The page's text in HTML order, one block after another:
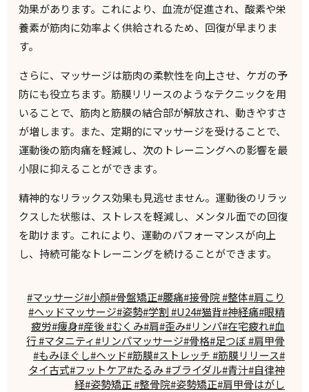
効果があります。これにより、血流が促進され、酸素や栄
養素が筋肉に効率よく供給されるため、回復が早まりま
す。
さらに、マッサージは筋肉の柔軟性を向上させ、ケガの予
防にも役立ちます。筋膜リリースのようなテクニックを用
いることで、筋肉と筋膜の結合部が解放され、動きやすさ
が増します。また、定期的にマッサージを受けることで、
運動後の筋肉痛を軽減し、次のトレーニングへの影響を最
小限に抑えることができます。
精神的なリラックス効果も見逃せません。運動後のリラッ
クスした状態は、ストレスを軽減し、メンタル面での回復
を助けます。これにより、運動のパフォーマンスが向上
し、持続可能なトレーニングを続けることができます。
#マッサージ#小顔#骨盤矯正#腰痛#接骨院 #整体#肩こり
#ヘッドマッサージ#姿勢#学割 #U24#猫背#神経痛#眼精
疲労#痩身#産後 #むくみ#肩#歪み#リンパ#在宅疲れ#血
行 #マタニティ#リンパマッサージ#骨格#足つぼ #肩甲骨
#もみほぐし#ヘッド#筋膜#ストレッチ #筋膜リリース#
タイ古式#フットケア#たるみ #ブライダル#青汁#自律神
経#姿勢矯正 #整骨院#姿勢矯正#肩甲骨はがし